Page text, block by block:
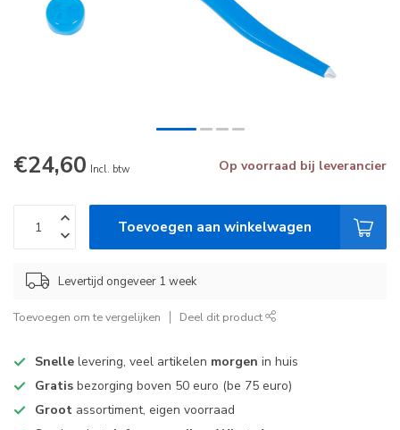
€24,60 Incl. btw Op voorraad bij leverancier
Toevoegen aan winkelwagen
Levertijd ongeveer 1 week
Toevoegen om te vergelijken Deel dit product
Snelle levering, veel artikelen morgen in huis
Gratis bezorging boven 50 euro (be 75 euro)
Groot assortiment, eigen voorraad